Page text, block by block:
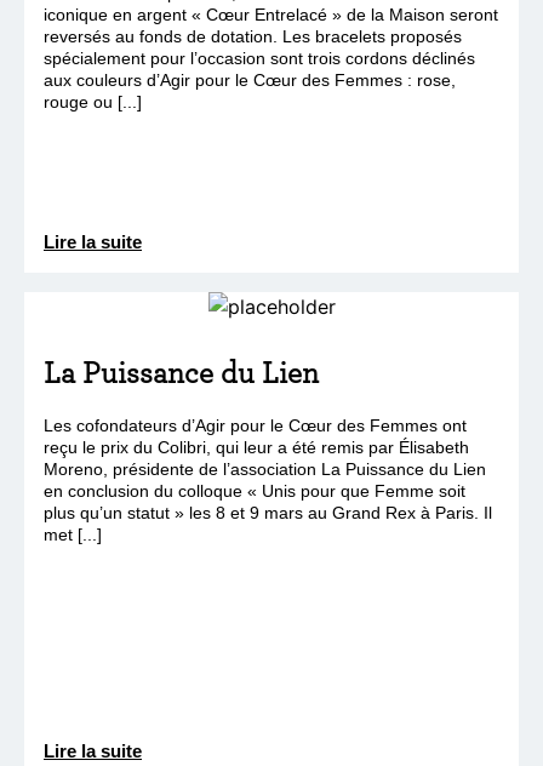
iconique en argent « Cœur Entrelacé » de la Maison seront
reversés au fonds de dotation. Les bracelets proposés
spécialement pour l’occasion sont trois cordons déclinés
aux couleurs d’Agir pour le Cœur des Femmes : rose,
rouge ou [...]
Lire la suite
La Puissance du Lien
Les cofondateurs d’Agir pour le Cœur des Femmes ont
reçu le prix du Colibri, qui leur a été remis par Élisabeth
Moreno, présidente de l’association La Puissance du Lien
en conclusion du colloque « Unis pour que Femme soit
plus qu’un statut » les 8 et 9 mars au Grand Rex à Paris. Il
met [...]
Lire la suite